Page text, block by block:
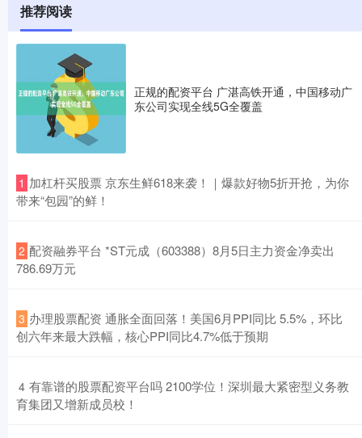
推荐阅读
正规的配资平台 广湛高铁开通，中国移动广
东公司实现全线5G全覆盖
1 ​加杠杆买股票 京东生鲜618来袭！｜爆款好物5折开抢，为你
带来“包园”的鲜！
2 ​配资融券平台 *ST元成（603388）8月5日主力资金净卖出
786.69万元
3 ​办理股票配资 通胀全面回落！美国6月PPI同比 5.5%，环比
创六年来最大跌幅，核心PPI同比4.7%低于预期
4 ​有靠谱的股票配资平台吗 2100学位！深圳最大紧密型义务教
育集团又增新成员校！